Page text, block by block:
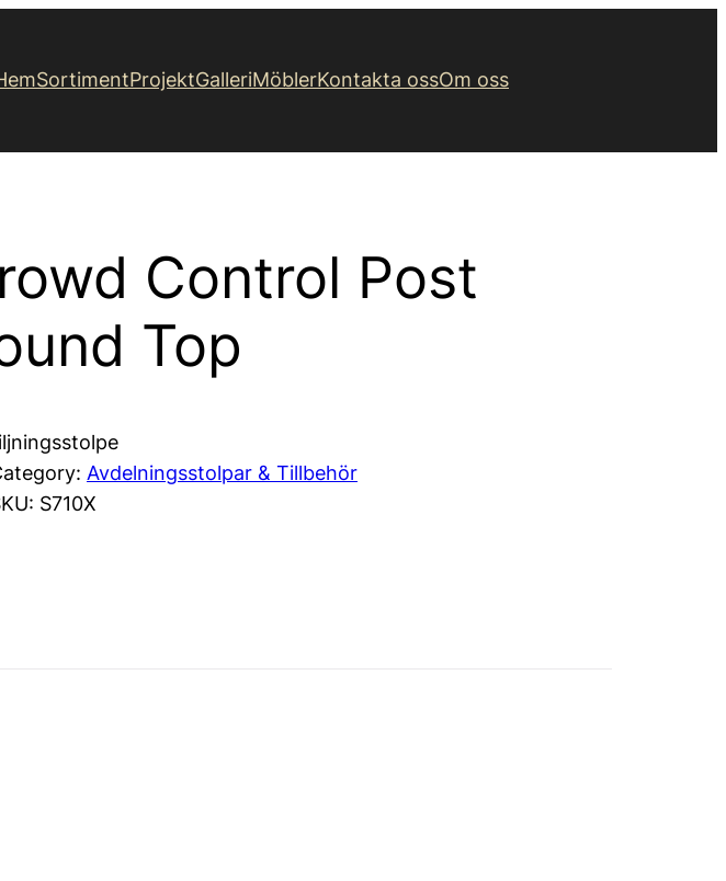
SortimentProjektGalleriMöblerKontakta ossOm oss
Control Post
Top
Avdelningsstolpar & Tillbehör
S710X